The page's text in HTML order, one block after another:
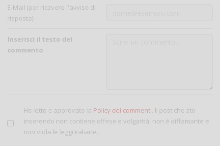
E-Mail (per ricevere l'avviso di
risposta)
Inserisci il testo del
commento
Ho letto e approvato la Policy dei commenti. Il post che sto
inserendo non contiene offese e volgarità, non è diffamante e
non viola le leggi italiane.